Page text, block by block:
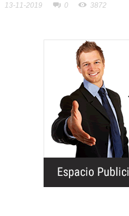
13-11-2019 0 3872